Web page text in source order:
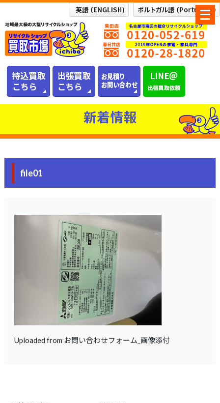
メ
ニ
ュ
ー
新着情報
file01
Uploaded from お問い合わせフォーム_画像添付